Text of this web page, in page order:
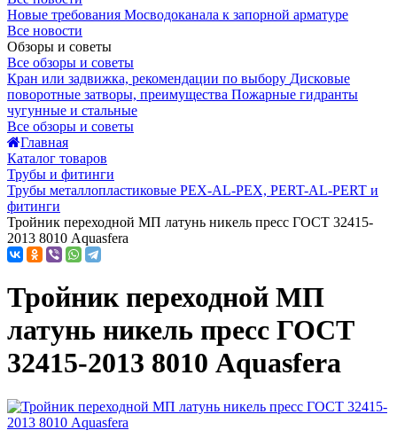
Новые требования Мосводоканала к запорной арматуре
Все новости
Обзоры и советы
Все обзоры и советы
Кран или задвижка, рекомендации по выбору Дисковые
поворотные затворы, преимущества Пожарные гидранты
чугунные и стальные
Все обзоры и советы
Главная
Каталог товаров
Трубы и фитинги
Трубы металлопластиковые PEX-AL-PEX, PERT-AL-PERT и
фитинги
Тройник переходной МП латунь никель пресс ГОСТ 32415-
2013 8010 Aquasfera
Тройник переходной МП
латунь никель пресс ГОСТ
32415-2013 8010 Aquasfera